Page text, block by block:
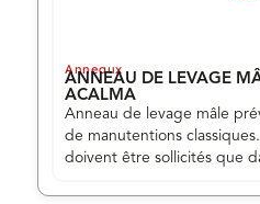
Anneaux
ANNEAU DE LEVAGE
ACALMA
Anneau de levage mâle
de manutentions
doivent être sollicités que